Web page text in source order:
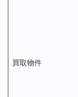
買取物件